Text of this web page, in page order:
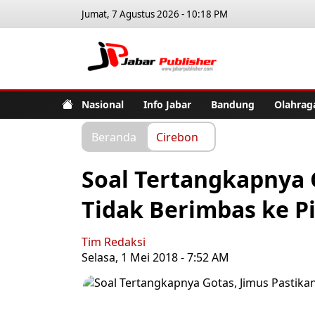
Jumat, 7 Agustus 2026 - 10:18 PM
Nasional Info Jabar Bandung
Beranda Cirebon
Soal Tertangkapnya
Tidak Berimbas ke
Tim Redaksi
Selasa, 1 Mei 2018 - 7:52 AM